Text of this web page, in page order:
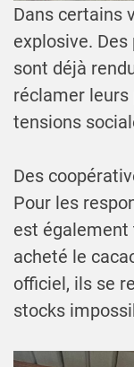
Dans certains
explosive.
sont déjà
réclamer
tensions
Des
Pour les
est également
acheté le
officiel, ils se
stocks